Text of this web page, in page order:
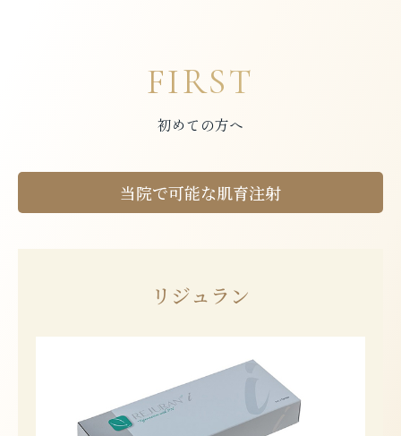
FIRST
初めての方へ
当院で可能な肌育注射
リジュラン